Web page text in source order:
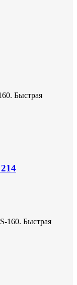
Быстрая
160. Быстрая